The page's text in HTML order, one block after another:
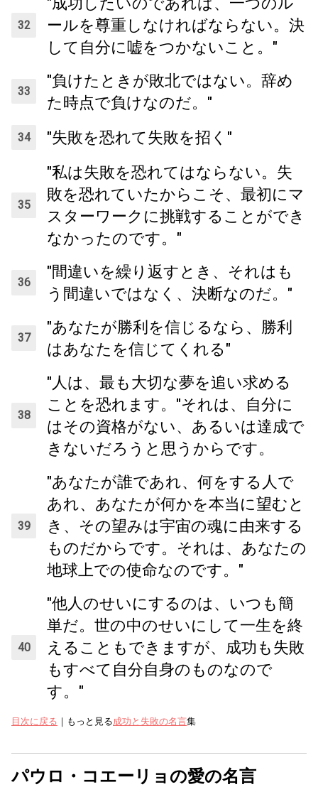
ールを尊重しなければならない。決
して自分に嘘をつかないこと。"
"負けたときが敗北ではない。辞め
た時点で負けなのだ。"
"失敗を恐れて失敗を招く"
"私は失敗を恐れてはならない。失
敗を恐れていたからこそ、最初にマ
スターワークに挑戦することができ
なかったのです。"
"間違いを繰り返すとき、それはも
う間違いではなく、決断なのだ。"
"あなたが勝利を信じるなら、勝利
はあなたを信じてくれる"
"人は、最も大切な夢を追い求める
ことを恐れます。"それは、自分に
はその資格がない、あるいは達成で
きないだろうと思うからです。
"あなたが誰であれ、何をする人で
あれ、あなたが何かを本当に望むと
き、その望みは宇宙の魂に由来する
ものだからです。それは、あなたの
地球上での使命なのです。"
"他人のせいにするのは、いつも簡
単だ。世の中のせいにして一生を終
えることもできますが、成功も失敗
もすべて自分自身のものなので
す。"
目次に戻る ｜もっと見る成功と失敗の名言集
パウロ・コエーリョの愛の名言